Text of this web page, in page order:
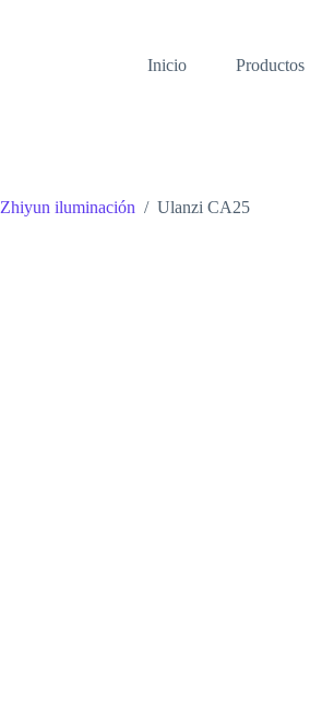
Inicio
Productos
Zhiyun iluminación / Ulanzi CA25